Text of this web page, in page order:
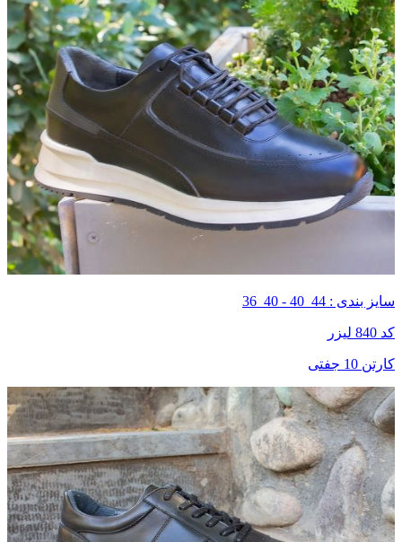
سایز بندی : 44_40 - 40_36
کد 840 لیزر
کارتن 10 جفتی